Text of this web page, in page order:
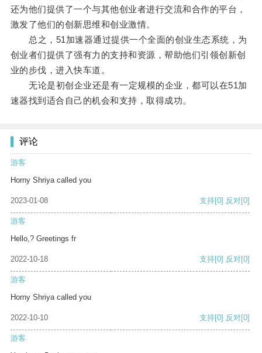
还为他们提供了一个与其他创业者进行交流和合作的平台，
激发了他们的创新思维和创业激情。
总之，51加速器通过提供一个全面的创业生态系统，为
创业者们提供了强有力的支持和资源，帮助他们引领创新创
业的步伐，进入快车道。
无论是初创企业还是有一定规模的企业，都可以在51加
速器找到适合自己的机会和支持，取得成功。
评论
游客
Horny Shriya called you
2023-01-08 支持[0] 反对[0]
游客
Hello,? Greetings fr
2022-10-18 支持[0] 反对[0]
游客
Horny Shriya called you
2022-10-10 支持[0] 反对[0]
游客